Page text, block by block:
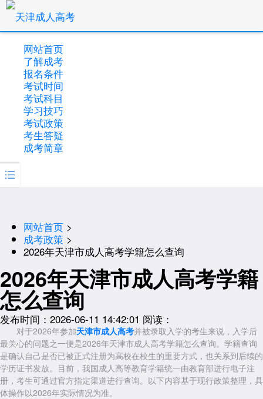
网站首页
了解成考
报名条件
考试时间
考试科目
学习技巧
考试政策
考生答疑
成考简章

网站首页 >
成考政策 >
2026年天津市成人高考学籍怎么查询
2026年天津市成人高考学籍
怎么查询
发布时间：2026-06-11 14:42:01 阅读：
对于2026年参加天津市成人高考并被录取入学的考生来说，入学后
最关心的问题之一便是2026年天津市成人高考学籍怎么查询。学籍查询
是确认自己是否已被正式注册为高校在校生的重要方式，也关系到后续的
学历证书发放。目前，我国成人高等教育学籍统一由教育部进行电子注
册，考生可通过官方指定渠道进行查询。以下内容基于现行政策整理，具
体操作以2026年实际情况为准。